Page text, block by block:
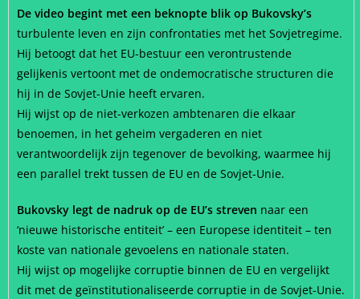
De video begint met een beknopte blik op Bukovsky’s
turbulente leven en zijn confrontaties met het Sovjetregime.
Hij betoogt dat het EU-bestuur een verontrustende
gelijkenis vertoont met de ondemocratische structuren die
hij in de Sovjet-Unie heeft ervaren.
Hij wijst op de niet-verkozen ambtenaren die elkaar
benoemen, in het geheim vergaderen en niet
verantwoordelijk zijn tegenover de bevolking, waarmee hij
een parallel trekt tussen de EU en de Sovjet-Unie.
Bukovsky legt de nadruk op de EU’s streven naar een
‘nieuwe historische entiteit’ – een Europese identiteit – ten
koste van nationale gevoelens en nationale staten.
Hij wijst op mogelijke corruptie binnen de EU en vergelijkt
dit met de geïnstitutionaliseerde corruptie in de Sovjet-Unie.